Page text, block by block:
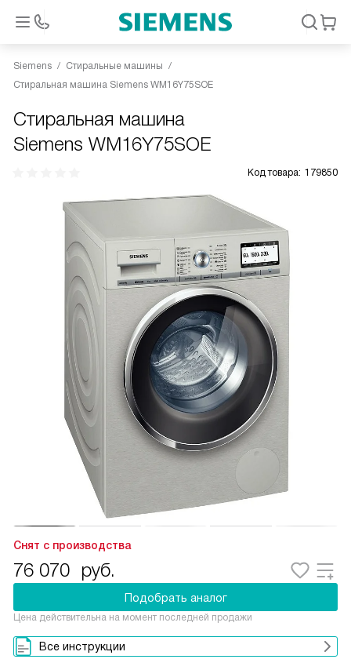
Siemens
Стиральные машины
Стиральная машина Siemens WM16Y75SOE
Стиральная машина
Siemens WM16Y75SOE
Код товара: 179850
Снят с производства
76 070 руб.
Подобрать аналог
Цена действительна на момент последней продажи
Все инструкции